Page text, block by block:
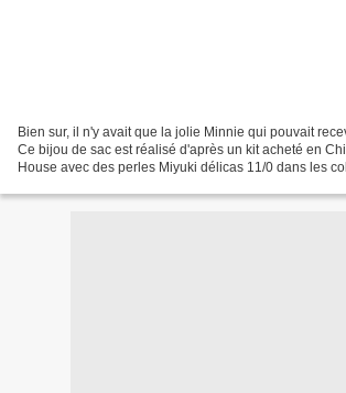
Bien sur, il n'y avait que la jolie Minnie qui pouvait
Ce bijou de sac est réalisé d'après un kit acheté en
House avec des perles Miyuki délicas 11/0 dans les